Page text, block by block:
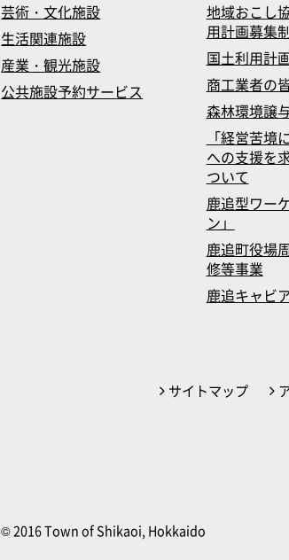
芸術・文化施設
生活関連施設
産業・観光施設
公共施設予約サービス
地域おこし
用計画募集
国土利用計
商工業者の
森林環境譲
「経営苦境
への支援を
ついて
鹿追型ワー
ン」
鹿追町役場
修等事業
鹿追キャビ
サイトマップ
© 2016 Town of Shikaoi, Hokkaido